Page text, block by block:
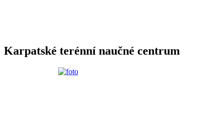
Karpatské terénní naučné centrum